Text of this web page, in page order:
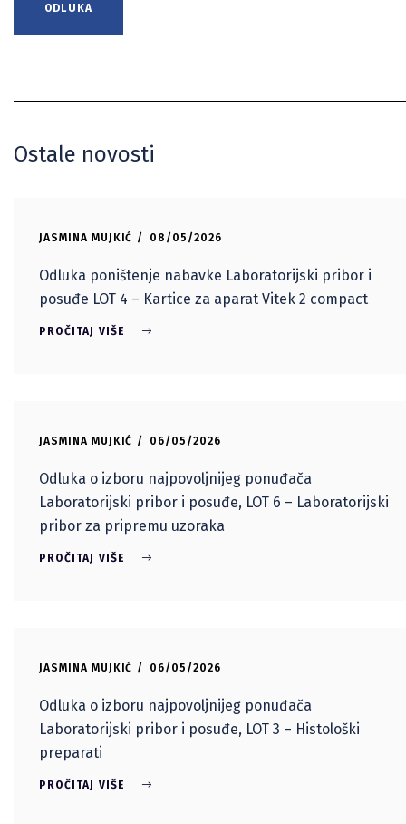
ODLUKA
Ostale novosti
JASMINA MUJKIĆ 08/05/2026
Odluka poništenje nabavke Laboratorijski pribor i
posuđe LOT 4 – Kartice za aparat Vitek 2 compact
PROČITAJ VIŠE
JASMINA MUJKIĆ 06/05/2026
Odluka o izboru najpovoljnijeg ponuđača
Laboratorijski pribor i posuđe, LOT 6 – Laboratorijski
pribor za pripremu uzoraka
PROČITAJ VIŠE
JASMINA MUJKIĆ 06/05/2026
Odluka o izboru najpovoljnijeg ponuđača
Laboratorijski pribor i posuđe, LOT 3 – Histološki
preparati
PROČITAJ VIŠE